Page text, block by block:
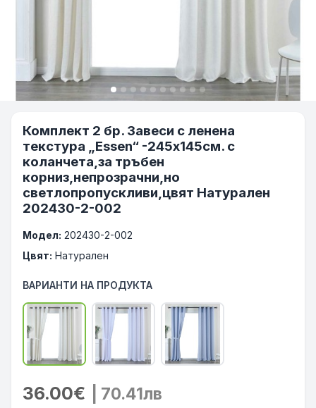
Комплект 2 бр. Завеси с ленена
текстура „Essen“ -245х145см. с
коланчета,за тръбен
корниз,непрозрачни,но
светлопропускливи,цвят Натурален
202430-2-002
Модел: 202430-2-002
Цвят: Натурален
ВАРИАНТИ НА ПРОДУКТА
36.00€ | 70.41лв